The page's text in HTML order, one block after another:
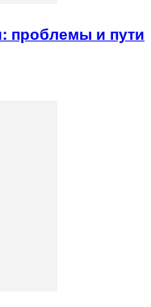
проблемы и пути